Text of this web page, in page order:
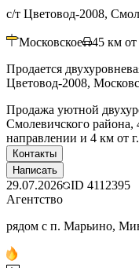
с/т Цветовод-2008,
Московское 45 км
Продается
Цветовод-2008,
Продажа уютной
Смолевичского
направлении и 4 км от
Контакты
Написать
29.07.2026 ID 4112395
Агентство
рядом с п. Марьино,